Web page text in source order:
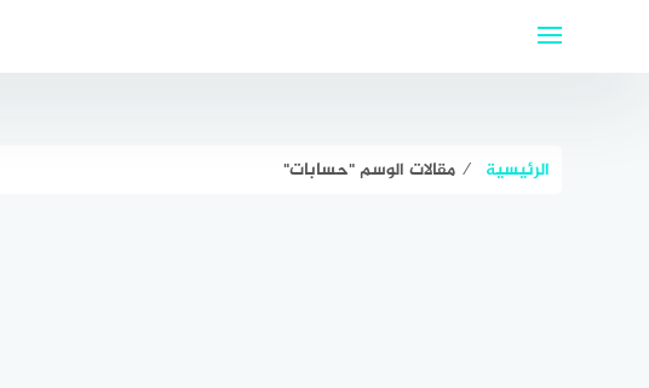
الرئيسية ⁄ مقالات الوسم "حسابات"